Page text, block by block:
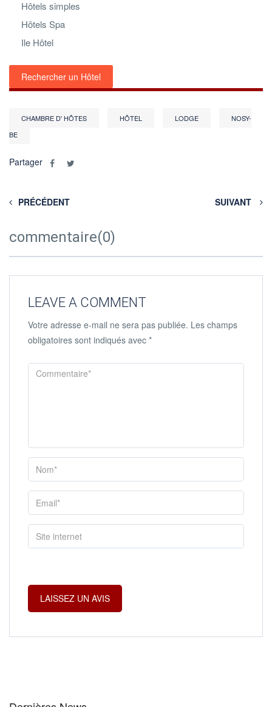
Hôtels simples
Hôtels Spa
Ile Hôtel
Rechercher un Hôtel
CHAMBRE D' HÔTES HÔTEL LODGE
NOSY-
BE
Partager
PRÉCÉDENT SUIVANT
commentaire(0)
LEAVE A COMMENT
Votre adresse e-mail ne sera pas publiée. Les champs
obligatoires sont indiqués avec *